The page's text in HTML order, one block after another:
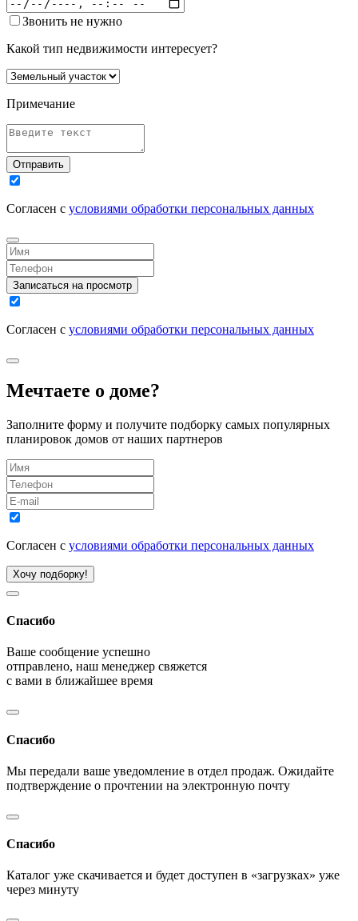
Звонить не нужно
Какой тип недвижимости интересует?
Примечание
Отправить
Согласен с условиями обработки персональных данных
Записаться на просмотр
Согласен с условиями обработки персональных данных
Мечтаете о доме?
Заполните форму и получите подборку самых популярных
планировок домов от наших партнеров
Согласен с условиями обработки персональных данных
Хочу подборку!
Спасибо
Ваше сообщение успешно
отправлено, наш менеджер свяжется
с вами в ближайшее время
Спасибо
Мы передали ваше уведомление в отдел продаж. Ожидайте
подтверждение о прочтении на электронную почту
Спасибо
Каталог уже скачивается и будет доступен в «загрузках» уже
через минуту